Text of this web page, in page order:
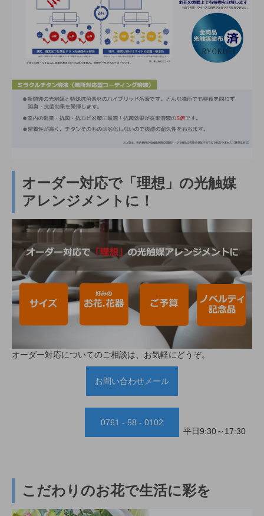
オーダー対応で「理想」の光触媒
アレンジメントに！
オーダー対応についてのご相談は、お気軽にどうぞ。
お問い合わせメール
0761 - 58 - 0102
平日9:30～17:30
こだわりのお花で生活に彩を